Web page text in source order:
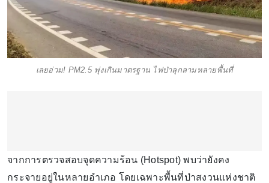
เลยอ่วม! PM2.5 พุ่งเกินมาตรฐาน ไฟป่าลุกลามหลายพื้นที่
จากการตรวจสอบจุดความร้อน (Hotspot) พบว่ายังคง
กระจายอยู่ในหลายอำเภอ โดยเฉพาะพื้นที่ป่าสงวนแห่งชาติ